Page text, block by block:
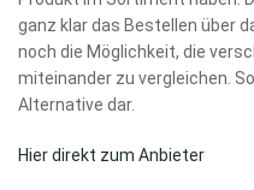
ganz klar das Bestellen über
noch die Möglichkeit, die
miteinander zu vergleichen.
Alternative dar.
Hier direkt zum Anbieter